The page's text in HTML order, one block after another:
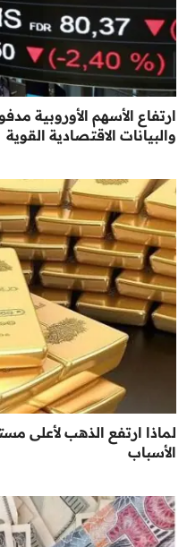
ارتفاع الأسهم الأوروبية
والبيانات الاقتصادية القوية
الأسباب